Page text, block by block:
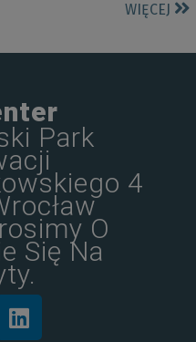
WIĘCEJ
Park
4
O
Się Na